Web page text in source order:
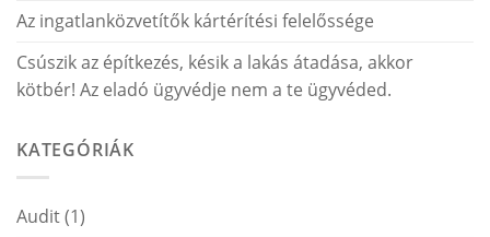
Az ingatlanközvetítők kártérítési felelőssége
Csúszik az építkezés, késik a lakás átadása, akkor
kötbér! Az eladó ügyvédje nem a te ügyvéded.
KATEGÓRIÁK
Audit(1)